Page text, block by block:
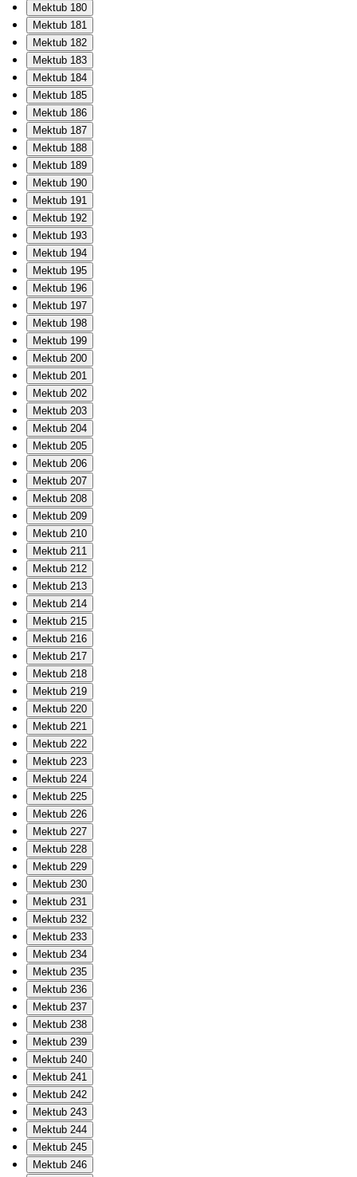
Mektub 180
Mektub 181
Mektub 182
Mektub 183
Mektub 184
Mektub 185
Mektub 186
Mektub 187
Mektub 188
Mektub 189
Mektub 190
Mektub 191
Mektub 192
Mektub 193
Mektub 194
Mektub 195
Mektub 196
Mektub 197
Mektub 198
Mektub 199
Mektub 200
Mektub 201
Mektub 202
Mektub 203
Mektub 204
Mektub 205
Mektub 206
Mektub 207
Mektub 208
Mektub 209
Mektub 210
Mektub 211
Mektub 212
Mektub 213
Mektub 214
Mektub 215
Mektub 216
Mektub 217
Mektub 218
Mektub 219
Mektub 220
Mektub 221
Mektub 222
Mektub 223
Mektub 224
Mektub 225
Mektub 226
Mektub 227
Mektub 228
Mektub 229
Mektub 230
Mektub 231
Mektub 232
Mektub 233
Mektub 234
Mektub 235
Mektub 236
Mektub 237
Mektub 238
Mektub 239
Mektub 240
Mektub 241
Mektub 242
Mektub 243
Mektub 244
Mektub 245
Mektub 246